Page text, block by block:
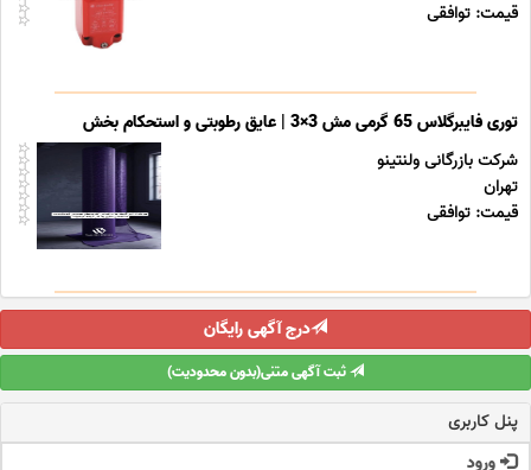
قیمت: توافقی
توری فایبرگلاس 65 گرمی مش 3×3 | عایق رطوبتی و استحکام بخش
شرکت بازرگانی ولنتینو
تهران
قیمت: توافقی
درج آگهی رایگان
ثبت آگهی متنی(بدون محدودیت)
پنل کاربری
ورود